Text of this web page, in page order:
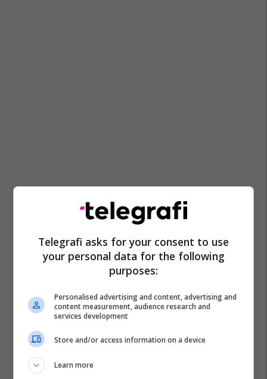
Telegrafi asks for your consent to use
your personal data for the following
purposes:
Personalised advertising and content, advertising and
content measurement, audience research and
services development
Store and/or access information on a device
Learn more